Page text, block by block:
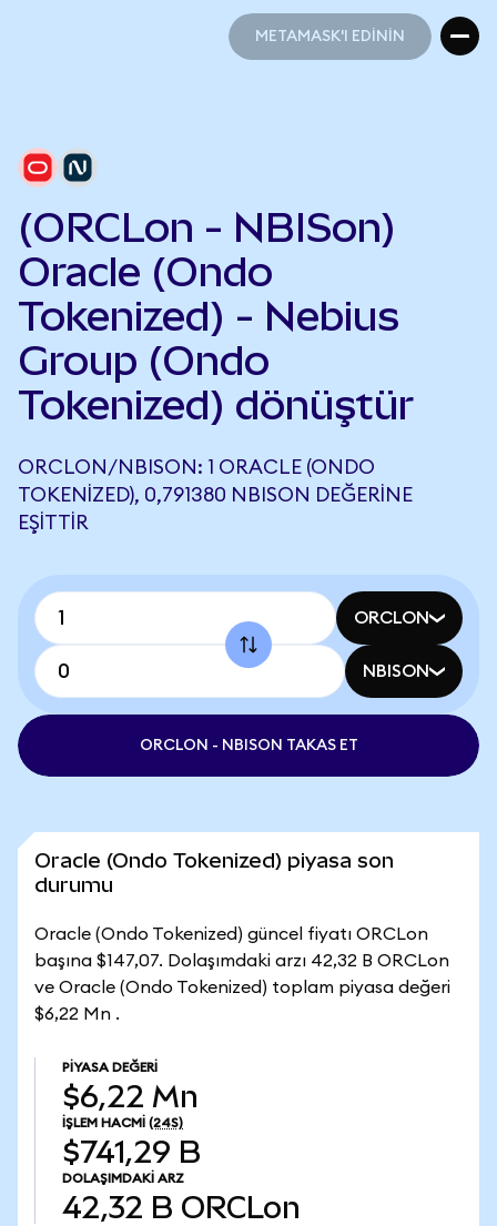
METAMASK'I EDİNİN
(ORCLon - NBISon)
Oracle (Ondo
Tokenized) - Nebius
Group (Ondo
Tokenized) dönüştür
ORCLON/NBISON: 1 ORACLE (ONDO
TOKENIZED), 0,791380 NBISON DEĞERINE
EŞITTIR
ORCLON
NBISON
ORCLON - NBISON TAKAS ET
Oracle (Ondo Tokenized) piyasa son
durumu
Oracle (Ondo Tokenized) güncel fiyatı ORCLon
başına $147,07. Dolaşımdaki arzı 42,32 B ORCLon
ve Oracle (Ondo Tokenized) toplam piyasa değeri
$6,22 Mn .
PIYASA DEĞERI
$6,22 Mn
İŞLEM HACMI (24S)
$741,29 B
DOLAŞIMDAKI ARZ
42,32 B ORCLon